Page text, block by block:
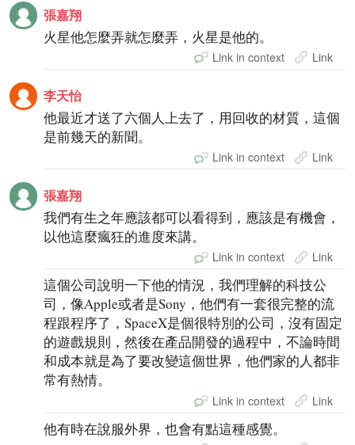
張嘉翔
火星他怎麼弄就怎麼弄，火星是他的。
Link in context Link
李天怡
他最近才送了六個人上去了，用回收的材質，這個
是前幾天的新聞。
Link in context Link
張嘉翔
我們有生之年應該都可以看得到，應該是有機會，
以他這麼瘋狂的進度來講。
Link in context Link
這個公司說明一下他的情況，我們理解的科技公
司，像Apple或者是Sony，他們有一套很完整的流
程跟程序了，SpaceX是個很特別的公司，沒有固定
的遊戲規則，然後在產品開發的過程中，不論時間
和成本就是為了要改變這個世界，他們家的人都非
常有熱情。
Link in context Link
他有時在說服外界，也會有點這種感覺。